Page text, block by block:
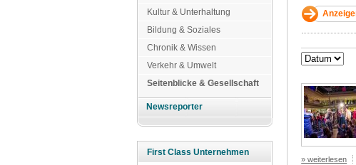
Kultur & Unterhaltung
Bildung & Soziales
Chronik & Wissen
Verkehr & Umwelt
Seitenblicke & Gesellschaft
Newsreporter
First Class Unternehmen
» weiterlesen